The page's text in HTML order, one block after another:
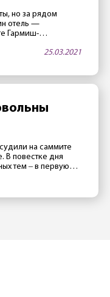
но за рядом
отель —
Гармиш-
принадлежащей
Как сообщили
25.03.2021
на саммите
В повестке дня
тем ‒ в первую
Франции Эмманюэль